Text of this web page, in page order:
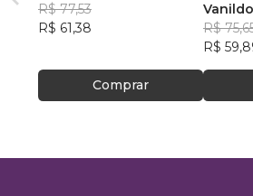
R$ 77,53
R$ 61,38
Comprar
de
R$
R$